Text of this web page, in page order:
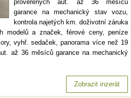
prověřených aut. až 36 měsíců
garance na mechanický stav vozu,
kontrola najetých km. doživotní záruka
modelů a značek, férové ceny, peníze
vyhř. sedaček, panorama více než 19
až 36 měsíců garance na mechanický
Zobrazit inzerát